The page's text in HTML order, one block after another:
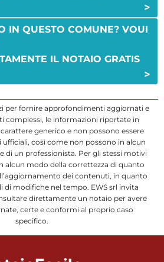
>
IN QUESTO COMUNE? VOUI
IL NOTAIO GRATIS
>
per fornire approfondimenti aggiornati e
complessi, le informazioni riportate in
generico e non possono essere
così come non possono in alcun
di un professionista. Per gli stessi motivi
alcun modo della correttezza di quanto
dei contenuti, in quanto
modifiche nel tempo. EWS srl invita
direttamente un notaio per avere
certe e conformi al proprio caso
specifico.